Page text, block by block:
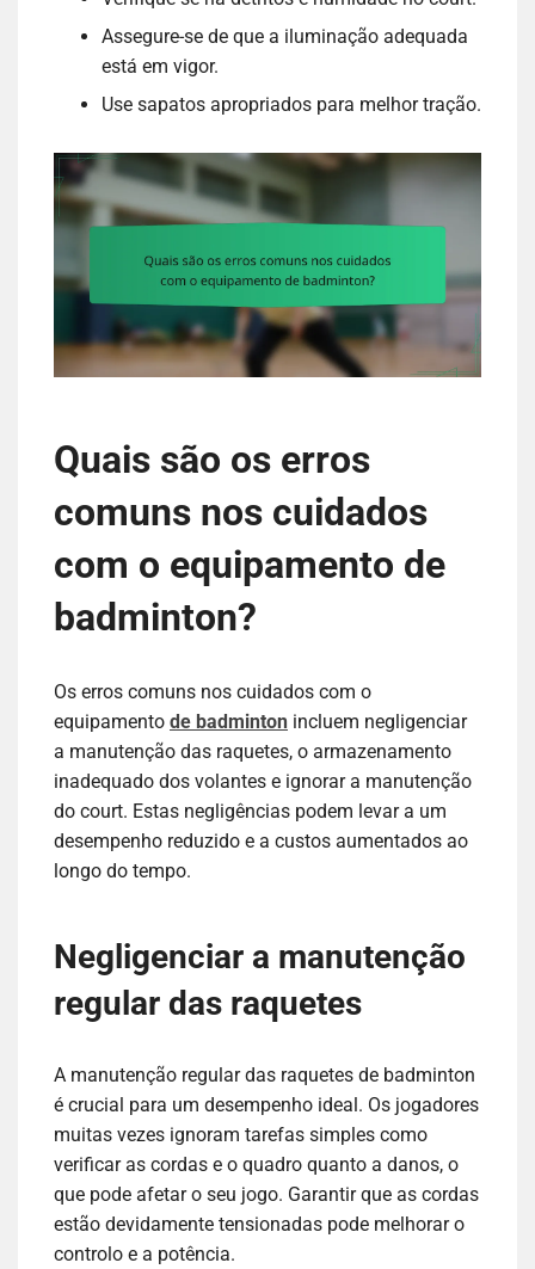
Assegure-se de que a iluminação adequada
está em vigor.
Use sapatos apropriados para melhor tração.
Quais são os erros
comuns nos cuidados
com o equipamento de
badminton?
Os erros comuns nos cuidados com o
equipamento de badminton incluem negligenciar
a manutenção das raquetes, o armazenamento
inadequado dos volantes e ignorar a manutenção
do court. Estas negligências podem levar a um
desempenho reduzido e a custos aumentados ao
longo do tempo.
Negligenciar a manutenção
regular das raquetes
A manutenção regular das raquetes de badminton
é crucial para um desempenho ideal. Os jogadores
muitas vezes ignoram tarefas simples como
verificar as cordas e o quadro quanto a danos, o
que pode afetar o seu jogo. Garantir que as cordas
estão devidamente tensionadas pode melhorar o
controlo e a potência.